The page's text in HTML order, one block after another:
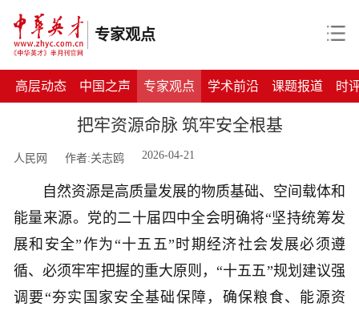
专家观点
高层动态 中国之声 专家观点 学术前沿 课题报道 时
把牢资源命脉 筑牢安全根基
人民网 作者:关志鸥 2026-04-21
自然资源是高质量发展的物质基础、空间载体和
能量来源。党的二十届四中全会明确将“坚持统筹发
展和安全”作为“十五五”时期经济社会发展必须遵
循、必须牢牢把握的重大原则，“十五五”规划建议强
调要“夯实国家安全基础保障，确保粮食、能源资